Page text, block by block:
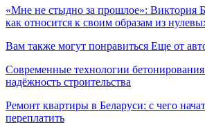
«Мне не стыдно за прошлое»: Виктория
как относится к своим образам из
Вам также могут понравиться Еще от
Современные технологии
надёжность строительства
Ремонт квартиры в Беларуси: с чего
переплатить